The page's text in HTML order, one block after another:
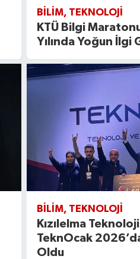
BILIM, TEKNOLOJI
KTÜ Bilgi
Yılında Yoğun İlgi
BILIM, TEKNOLOJI
Kızılelma
TeknOcak
Oldu